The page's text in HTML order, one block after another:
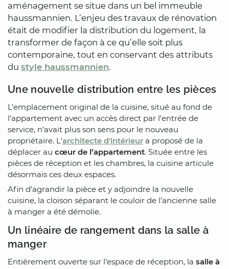
aménagement se situe dans un bel immeuble
haussmannien. L’enjeu des travaux de rénovation
était de modifier la distribution du logement, la
transformer de façon à ce qu’elle soit plus
contemporaine, tout en conservant des attributs
du style haussmannien.
Une nouvelle distribution entre les pièces
L’emplacement original de la cuisine, situé au fond de
l’appartement avec un accès direct par l’entrée de
service, n’avait plus son sens pour le nouveau
propriétaire. L'architecte d'intérieur a proposé de la
déplacer au cœur de l’appartement. Située entre les
pièces de réception et les chambres, la cuisine articule
désormais ces deux espaces.
Afin d’agrandir la pièce et y adjoindre la nouvelle
cuisine, la cloison séparant le couloir de l’ancienne salle
à manger a été démolie.
Un linéaire de rangement dans la salle à
manger
Entièrement ouverte sur l’espace de réception, la salle à